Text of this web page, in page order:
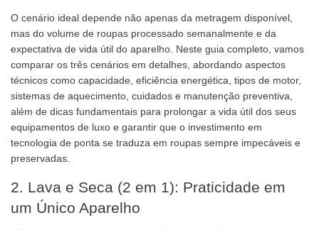
O cenário ideal depende não apenas da metragem disponível,
mas do volume de roupas processado semanalmente e da
expectativa de vida útil do aparelho. Neste guia completo, vamos
comparar os três cenários em detalhes, abordando aspectos
técnicos como capacidade, eficiência energética, tipos de motor,
sistemas de aquecimento, cuidados e manutenção preventiva,
além de dicas fundamentais para prolongar a vida útil dos seus
equipamentos de luxo e garantir que o investimento em
tecnologia de ponta se traduza em roupas sempre impecáveis e
preservadas.
2. Lava e Seca (2 em 1): Praticidade em
um Único Aparelho